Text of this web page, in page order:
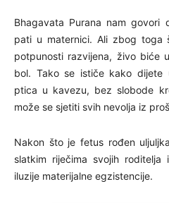
Bhagavata Purana nam govori
pati u maternici. Ali zbog toga
potpunosti razvijena, živo biće
bol. Tako se ističe kako dijete
ptica u kavezu, bez slobode
može se sjetiti svih nevolja iz
Nakon što je fetus rođen
slatkim riječima svojih
iluzije materijalne egzistencije.